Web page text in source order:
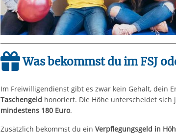
Was bekommst du im FSJ
Im Freiwilligendienst gibt es zwar kein Gehalt, dein
Taschengeld honoriert. Die Höhe unterscheidet
mindestens 180 Euro.
Zusätzlich bekommst du ein Verpflegungsgeld in